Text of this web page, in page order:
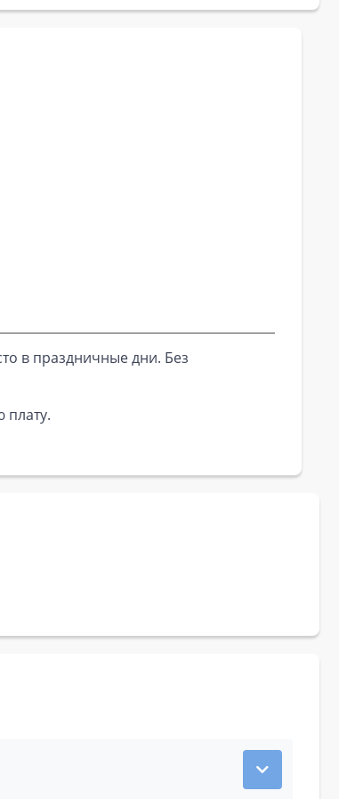
в праздничные дни. Без
плату.